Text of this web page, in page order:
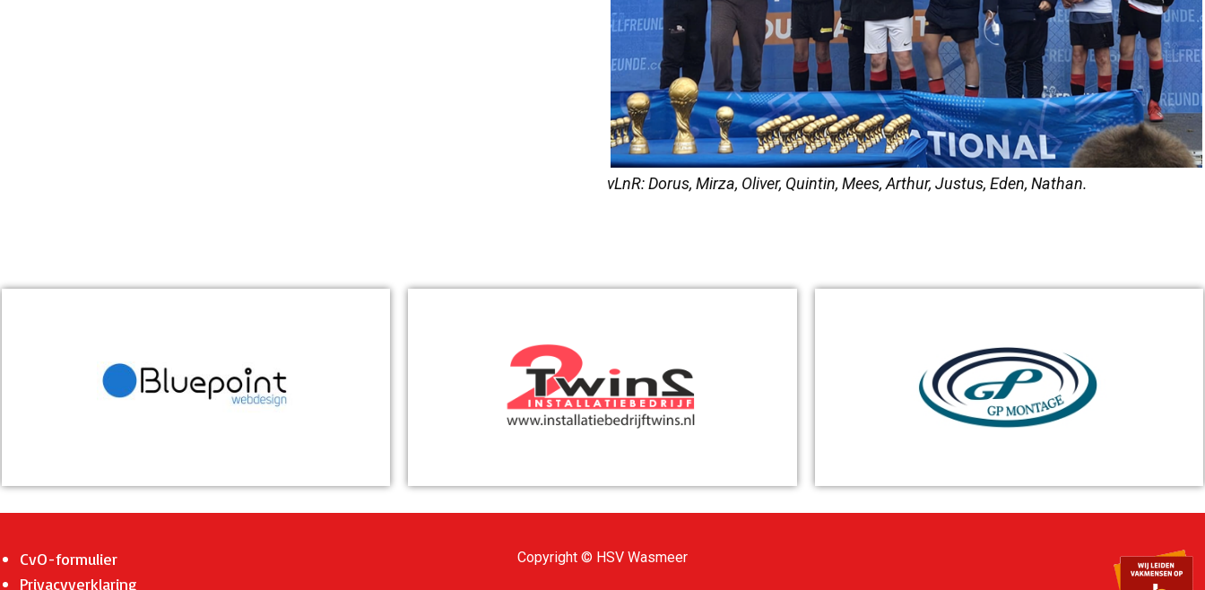
vLnR: Dorus, Mirza, Oliver, Quintin, Mees, Arthur, Justus, Eden, Nathan.
CvO-formulier
Privacyverklaring
Copyright © HSV Wasmeer